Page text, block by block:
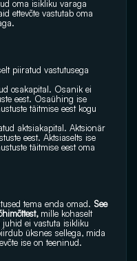
oma isikliku varaga
ettevõte vastutab oma
osakapital. Osanik ei
täitmise eest kogu
aktsiakapital. Aktsionär
eest. Aktsiaselts ise
täitmise eest oma
tema enda omad. See
mille kohaselt
ei vastuta isikliku
üksnes sellega, mida
ise on teeninud.